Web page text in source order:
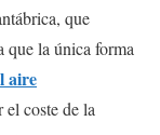
que
que la única forma
aire
el coste de la